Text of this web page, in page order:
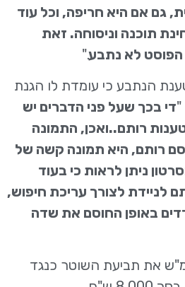
גם אם היא חריפה, וכל עוד
תוכנה וניסוחה. זאת
לא נתבע."
הנתבע כי עומדת לו הגנת
"די בכך שעל פני הדברים יש
רותם..ואכן, התמונה
רותם, היא תמונה קשה של
ניתן לראות כי בעוד
לניידת לצורך עריכת חיפוש,
באופן החוסם את שדה
את תביעת השוטר כנגד